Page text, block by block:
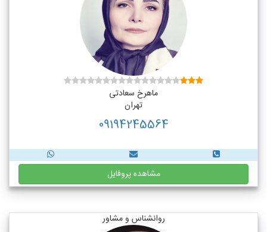
ماهرخ سعادتی
تهران
09194245564
مشاهده پروفایل
روانشناس و مشاور